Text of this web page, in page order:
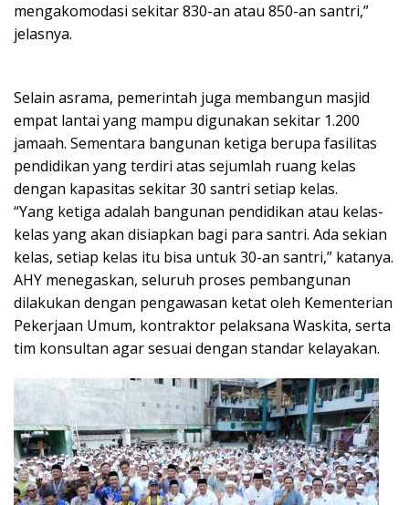
mengakomodasi sekitar 830-an atau 850-an santri,”
jelasnya.
Selain asrama, pemerintah juga membangun masjid
empat lantai yang mampu digunakan sekitar 1.200
jamaah. Sementara bangunan ketiga berupa fasilitas
pendidikan yang terdiri atas sejumlah ruang kelas
dengan kapasitas sekitar 30 santri setiap kelas.
“Yang ketiga adalah bangunan pendidikan atau kelas-
kelas yang akan disiapkan bagi para santri. Ada sekian
kelas, setiap kelas itu bisa untuk 30-an santri,” katanya.
AHY menegaskan, seluruh proses pembangunan
dilakukan dengan pengawasan ketat oleh Kementerian
Pekerjaan Umum, kontraktor pelaksana Waskita, serta
tim konsultan agar sesuai dengan standar kelayakan.